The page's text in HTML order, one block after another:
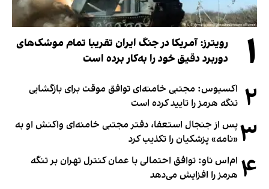
۱
رویترز: آمریکا در جنگ ایران تقریبا تمام موشک‌های
دوربرد دقیق خود را به‌کار برده است
۲ اکسیوس: مجتبی خامنه‌ای توافق موقت برای بازگشایی
تنگه هرمز را تایید کرده است
۳پس از جنجال استعفا، دفتر مجتبی خامنه‌ای واکنش او به
«نامه» پزشکیان را تکذیب کرد
۴ ام‌اس ناو: توافق احتمالی با عمان کنترل تهران بر تنگه
هرمز را افزایش می‌دهد